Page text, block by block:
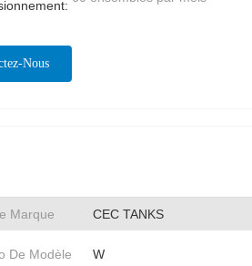
Nous
Marque CEC TANKS
De Modèle W